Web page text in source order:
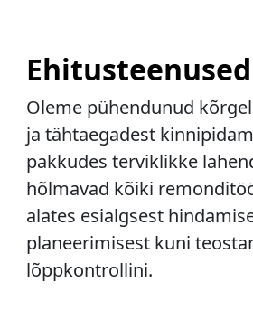
Ehitusteenused
Oleme pühendunud
ja tähtaegadest
pakkudes terviklikke
hõlmavad kõiki
alates esialgsest
planeerimisest kuni
lõppkontrollini.